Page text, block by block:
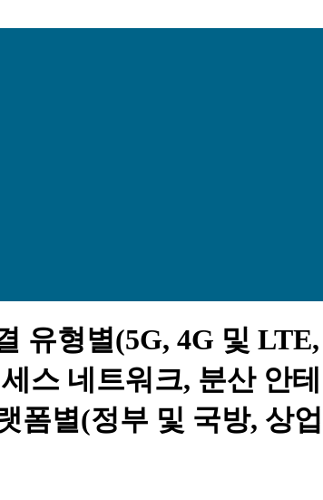
유형별(5G, 4G 및
스 네트워크, 분산 안
폼별(정부 및 국방, 상